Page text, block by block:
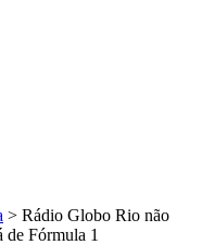
> Rádio Globo Rio não
de Fórmula 1